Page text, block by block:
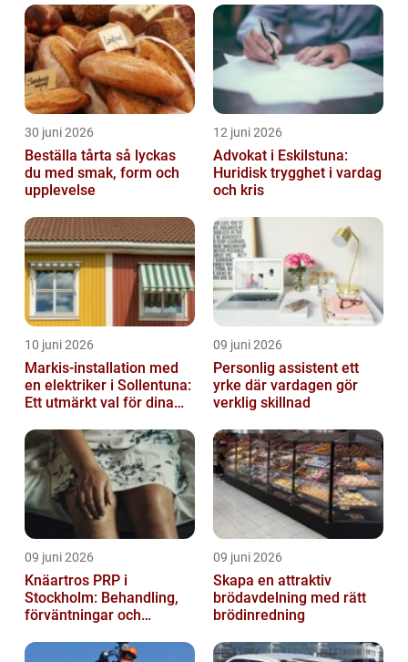
30 juni 2026
Beställa tårta så lyckas
du med smak, form och
upplevelse
12 juni 2026
Advokat i Eskilstuna:
Huridisk trygghet i vardag
och kris
10 juni 2026
Markis-installation med
en elektriker i Sollentuna:
Ett utmärkt val för dina
09 juni 2026
Personlig assistent ett
yrke där vardagen gör
verklig skillnad
09 juni 2026
Knäartros PRP i
Stockholm: Behandling,
förväntningar och
09 juni 2026
Skapa en attraktiv
brödavdelning med rätt
brödinredning